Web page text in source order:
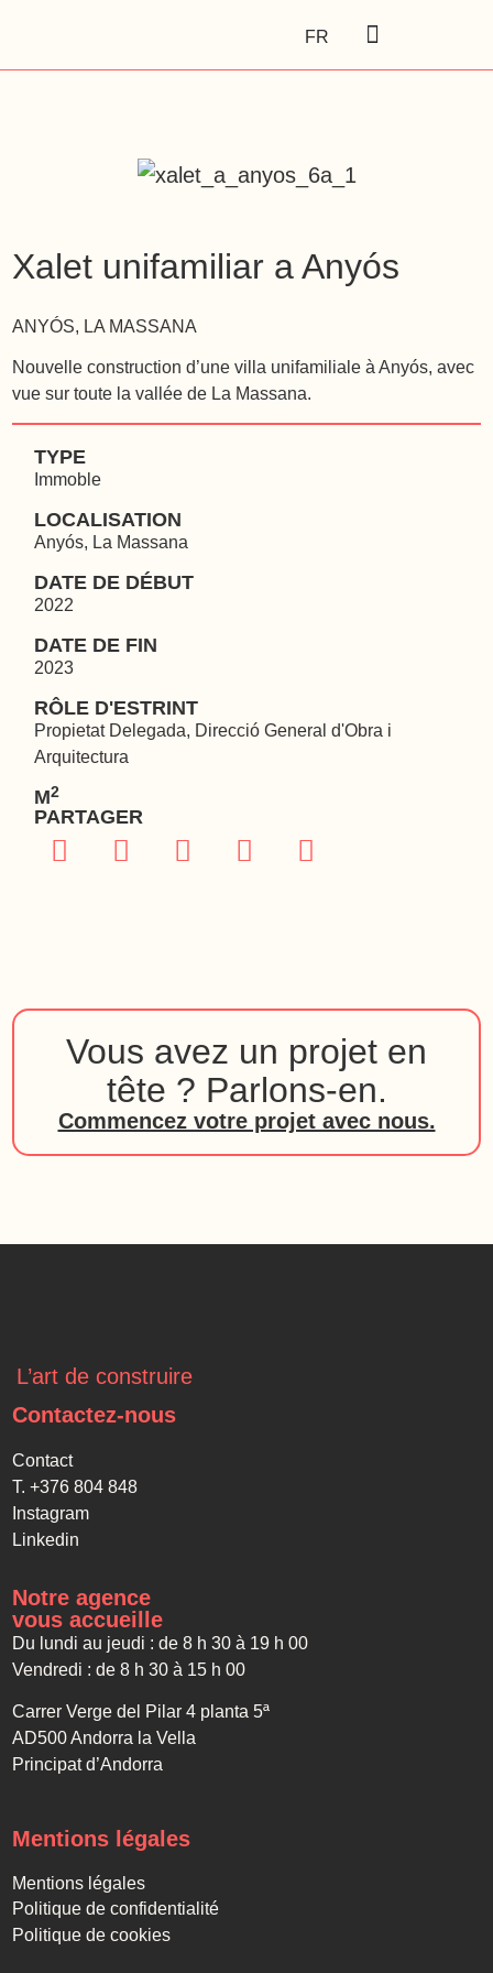
FR
Xalet unifamiliar a Anyós
ANYÓS, LA MASSANA
Nouvelle construction d’une villa unifamiliale à Anyós, avec
vue sur toute la vallée de La Massana.
TYPE
Immoble
LOCALISATION
Anyós, La Massana
DATE DE DÉBUT
2022
DATE DE FIN
2023
RÔLE D'ESTRINT
Propietat Delegada, Direcció General d'Obra i
Arquitectura
M2
PARTAGER
Vous avez un projet en
tête ? Parlons-en.
Commencez votre projet avec nous.
L’art de construire
Contactez-nous
Contact
T. +376 804 848
Instagram
Linkedin
Notre agence
vous accueille
Du lundi au jeudi : de 8 h 30 à 19 h 00
Vendredi : de 8 h 30 à 15 h 00
Carrer Verge del Pilar 4 planta 5ª
AD500 Andorra la Vella
Principat d’Andorra
Mentions légales
Mentions légales
Politique de confidentialité
Politique de cookies